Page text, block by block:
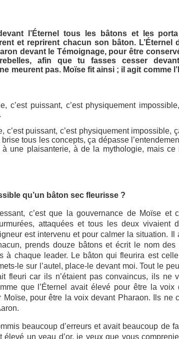
l’Éternel tous les bâtons et les
et reprirent chacun son bâton. L’Éternel
devant le Témoignage, pour être
afin que tu fasses cesser
meurent pas. Moïse fit ainsi ; il agit comme
c’est puissant, c’est physiquement
c’est puissant, c’est physiquement impossible,
tous les concepts, ça dépasse
une plaisanterie, à de la mythologie, mais ce
qu’un bâton sec fleurisse ?
c’est que la gouvernance de Moïse et
attaquées et tous les deux vivaient
est intervenu et pour calmer la situation. Il
prends douze bâtons et écrit le nom des
à chaque leader. Le bâton qui fleurira est celle
le sur l’autel, place-le devant moi. Tout le
fleuri car ils n’étaient pas convaincus, ils ne
que l’Éternel avait élevé pour être la
Moïse, pour être la voix devant Pharaon. Ils ne
beaucoup d’erreurs et avait beaucoup de
un veau d’or, je veux que vous